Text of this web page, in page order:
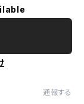
通報する